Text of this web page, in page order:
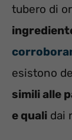
tubero di
esistono
simili alle
e quali dai